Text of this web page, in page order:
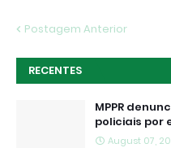
Postagem Anterior
RECENTES
MPPR
policiais por
August 07,